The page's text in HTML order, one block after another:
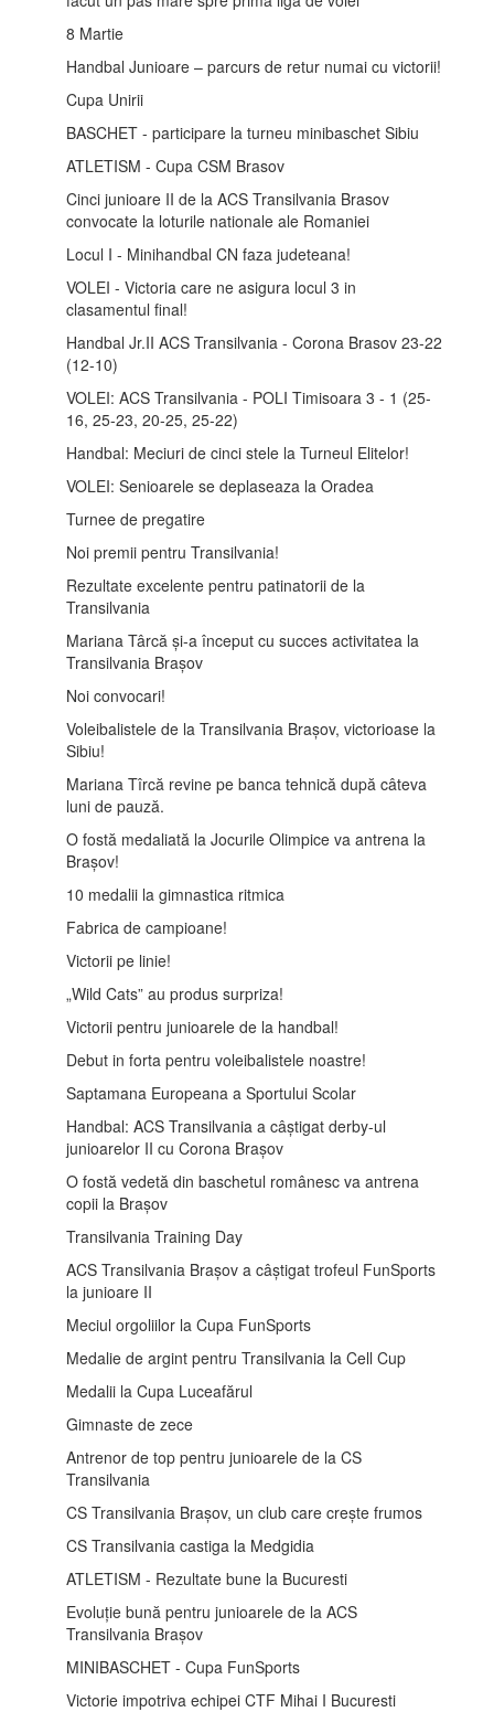
8 Martie
Handbal Junioare – parcurs de retur numai cu victorii!
Cupa Unirii
BASCHET - participare la turneu minibaschet Sibiu
ATLETISM - Cupa CSM Brasov
Cinci junioare II de la ACS Transilvania Brasov
convocate la loturile nationale ale Romaniei
Locul I - Minihandbal CN faza judeteana!
VOLEI - Victoria care ne asigura locul 3 in
clasamentul final!
Handbal Jr.II ACS Transilvania - Corona Brasov 23-22
(12-10)
VOLEI: ACS Transilvania - POLI Timisoara 3 - 1 (25-
16, 25-23, 20-25, 25-22)
Handbal: Meciuri de cinci stele la Turneul Elitelor!
VOLEI: Senioarele se deplaseaza la Oradea
Turnee de pregatire
Noi premii pentru Transilvania!
Rezultate excelente pentru patinatorii de la
Transilvania
Mariana Târcă și-a început cu succes activitatea la
Transilvania Brașov
Noi convocari!
Voleibalistele de la Transilvania Brașov, victorioase la
Sibiu!
Mariana Tîrcă revine pe banca tehnică după câteva
luni de pauză.
O fostă medaliată la Jocurile Olimpice va antrena la
Brașov!
10 medalii la gimnastica ritmica
Fabrica de campioane!
Victorii pe linie!
„Wild Cats” au produs surpriza!
Victorii pentru junioarele de la handbal!
Debut in forta pentru voleibalistele noastre!
Saptamana Europeana a Sportului Scolar
Handbal: ACS Transilvania a câștigat derby-ul
junioarelor II cu Corona Brașov
O fostă vedetă din baschetul românesc va antrena
copii la Brașov
Transilvania Training Day
ACS Transilvania Brașov a câștigat trofeul FunSports
la junioare II
Meciul orgoliilor la Cupa FunSports
Medalie de argint pentru Transilvania la Cell Cup
Medalii la Cupa Luceafărul
Gimnaste de zece
Antrenor de top pentru junioarele de la CS
Transilvania
CS Transilvania Brașov, un club care crește frumos
CS Transilvania castiga la Medgidia
ATLETISM - Rezultate bune la Bucuresti
Evoluție bună pentru junioarele de la ACS
Transilvania Brașov
MINIBASCHET - Cupa FunSports
Victorie impotriva echipei CTF Mihai I Bucuresti